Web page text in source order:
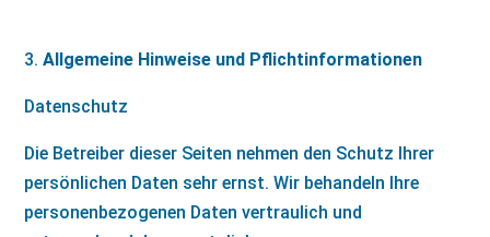
Allgemeine Hinweise und Pflichtinformationen
Datenschutz
Die Betreiber dieser Seiten nehmen den Schutz Ihrer
persönlichen Daten sehr ernst. Wir behandeln Ihre
personenbezogenen Daten vertraulich und